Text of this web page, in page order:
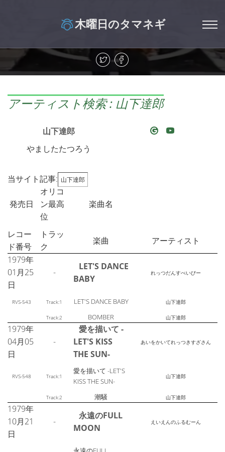
木曜日のタマネギ
アーティスト検索 : 山下達郎
山下達郎
やましたたつろう
当サイト記事: 山下達郎
発売日
オリコ
ン最高
位
楽曲名
レコー
ド番号
トラッ
ク
楽曲
アーティスト
1979年
01月25
日
-
LET'S DANCE
BABY
れっつだんすべいびー
RVS-543 Track:1 LET'S DANCE BABY 山下達郎
Track:2 BOMBER 山下達郎
1979年
04月05
日
-
愛を描いて -
LET'S KISS
THE SUN-
あいをかいてれっつきすざさん
RVS-548 Track:1
愛を描いて -LET'S
KISS THE SUN-
山下達郎
Track:2 潮騒 山下達郎
1979年
10月21
日
-
永遠のFULL
MOON
えいえんのふるむーん